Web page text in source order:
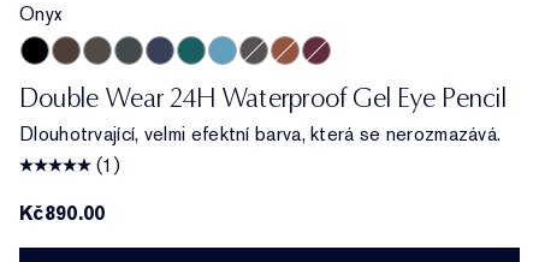
Onyx
Double Wear 24H Waterproof Gel Eye Pencil
Dlouhotrvající, velmi efektní barva, která se nerozmazává.
(1)
Kč890.00